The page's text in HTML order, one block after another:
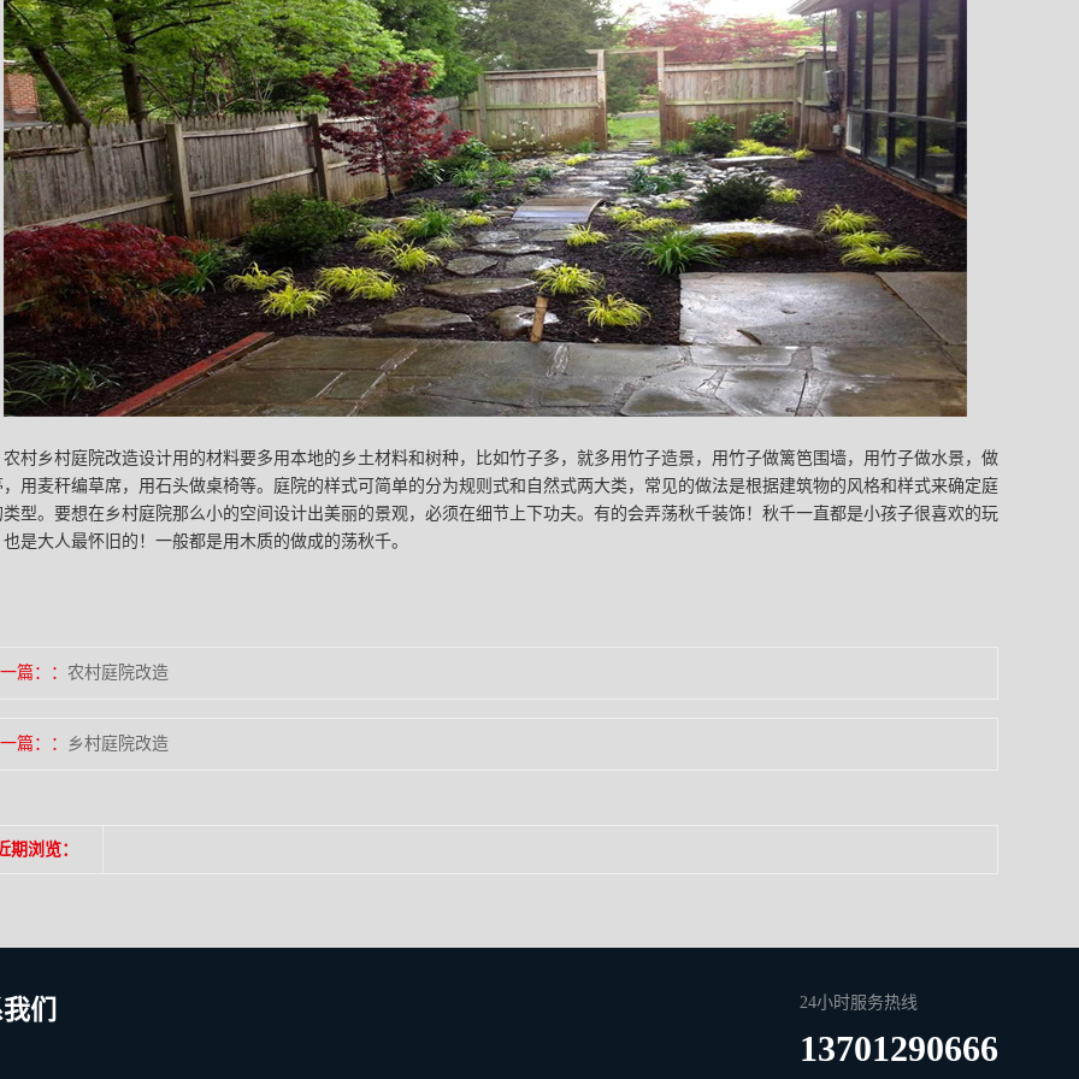
农村乡村庭院改造设计用的材料要多用本地的乡土材料和树种，比如竹子多，就多用竹子造景，用竹子做篱笆围墙，用竹子做水景，做
用麦秆编草席，用石头做桌椅等。庭院的样式可简单的分为规则式和自然式两大类，常见的做法是根据建筑物的风格和样式来确定庭
型。要想在乡村庭院那么小的空间设计出美丽的景观，必须在细节上下功夫。有的会弄荡秋千装饰！秋千一直都是小孩子很喜欢的玩
是大人最怀旧的！一般都是用木质的做成的荡秋千。
篇： 农村庭院改造
篇： 乡村庭院改造
期浏览：
们 24小时服务热线
13701290666